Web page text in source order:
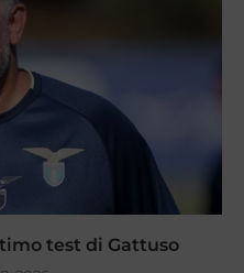
test di Gattuso